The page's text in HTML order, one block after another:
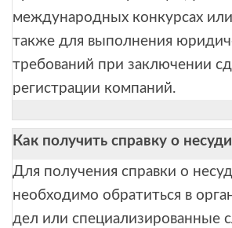
международных конкурсах
также для выполнения
требований при заключении
регистрации компаний.
Как получить справку о
Для получения справки о
необходимо обратиться в
дел или специализированные